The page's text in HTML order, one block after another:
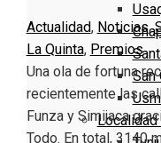
San
Localidad
Actualidad, Noticias,
La Quinta, Premios
Una ola de fortuna
recientemente las
Funza y Simijaca
Todo. En total, 3140